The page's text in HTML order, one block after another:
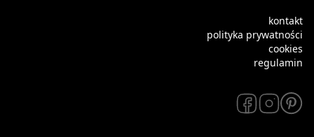
kontakt
polityka prywatności
cookies
regulamin